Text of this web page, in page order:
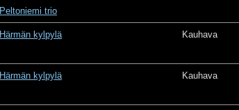
Peltoniemi trio
Härmän kylpylä Kauhava
Härmän kylpylä Kauhava